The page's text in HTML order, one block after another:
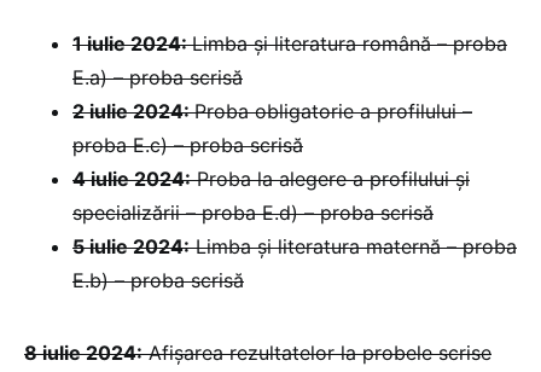
1 iulie 2024:Limba și literatura română – proba
E.a) – proba scrisă
2 iulie 2024:Proba obligatorie a profilului –
proba E.c) – proba scrisă
4 iulie 2024:Proba la alegere a profilului și
specializării – proba E.d) – proba scrisă
5 iulie 2024:Limba și literatura maternă – proba
E.b) – proba scrisă
8 iulie 2024:Afișarea rezultatelor la probele scrise